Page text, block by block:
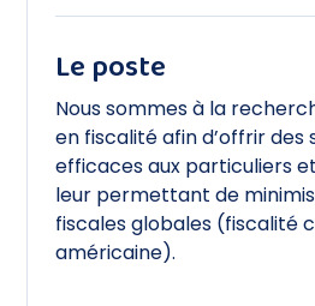
Soudeur
Transport et logistique
Le poste
Nous sommes à la
en fiscalité afin d’offrir des
efficaces aux particuliers
leur permettant de
fiscales globales (fiscalité
américaine).